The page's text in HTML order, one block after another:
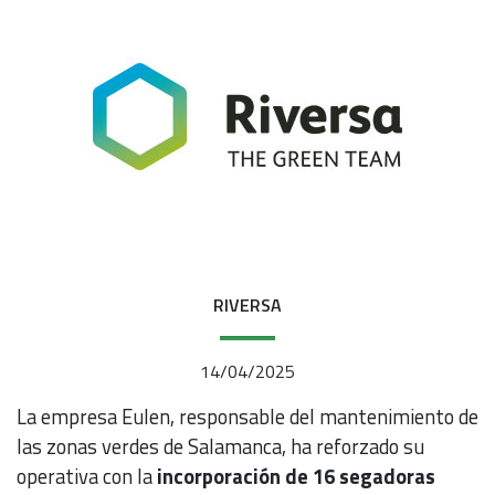
RIVERSA
14/04/2025
La empresa Eulen, responsable del mantenimiento de
las zonas verdes de Salamanca, ha reforzado su
operativa con laincorporación de 16 segadoras